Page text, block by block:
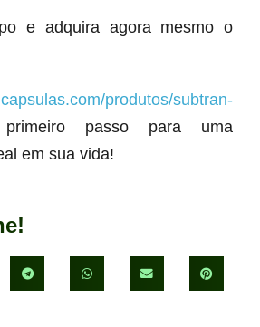
e adquira agora mesmo o
produtos/subtran-
passo para uma
em sua vida!